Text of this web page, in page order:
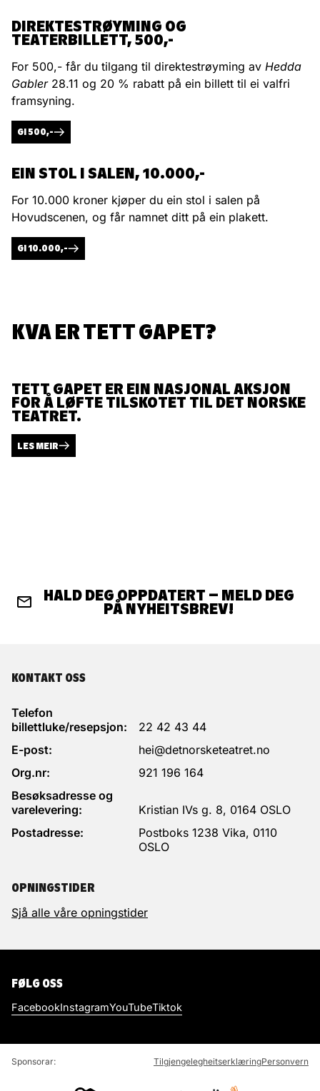
DIREKTESTRØYMING OG
TEATERBILLETT, 500,-
For 500,- får du tilgang til direktestrøyming av Hedda
Gabler 28.11 og 20 % rabatt på ein billett til ei valfri
framsyning.
GI 500,-
EIN STOL I SALEN, 10.000,-
For 10.000 kroner kjøper du ein stol i salen på
Hovudscenen, og får namnet ditt på ein plakett.
GI 10.000,-
KVA ER TETT GAPET?
TETT GAPET ER EIN NASJONAL AKSJON
FOR Å LØFTE TILSKOTET TIL DET NORSKE
TEATRET.
LES MEIR
HALD DEG OPPDATERT – MELD DEG
PÅ NYHEITSBREV!
KONTAKT OSS
Telefon
billettluke/resepsjon:
22 42 43 44
E-post:
hei@detnorsketeatret.no
Org.nr:
921 196 164
Besøksadresse og
varelevering:
Kristian IVs g. 8, 0164 OSLO
Postadresse:
Postboks 1238 Vika, 0110
OSLO
OPNINGSTIDER
Sjå alle våre opningstider
FØLG OSS
FacebookInstagramYouTubeTiktok
Sponsorar: TilgjengelegheitserklæringPersonvern